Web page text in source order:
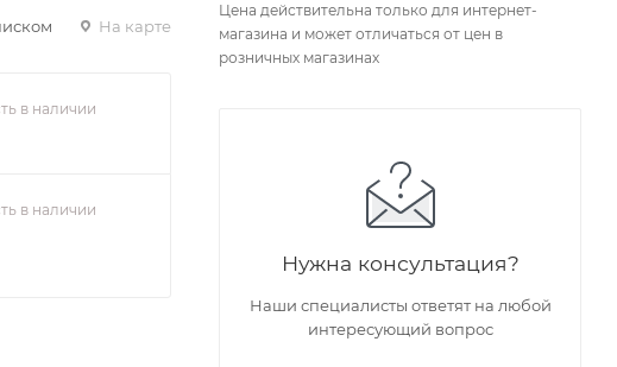
На карте
в наличии
в наличии
Цена действительна только для интернет-
магазина и может отличаться от цен в
розничных магазинах
Нужна консультация?
Наши специалисты ответят на любой
интересующий вопрос